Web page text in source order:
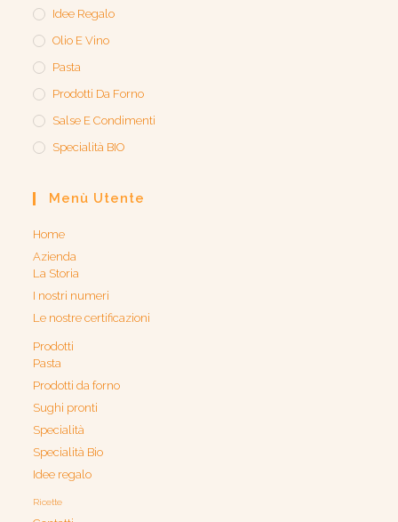
Idee Regalo
Olio E Vino
Pasta
Prodotti Da Forno
Salse E Condimenti
Specialità BIO
Menù Utente
Home
Azienda
La Storia
I nostri numeri
Le nostre certificazioni
Prodotti
Pasta
Prodotti da forno
Sughi pronti
Specialità
Specialità Bio
Idee regalo
Ricette